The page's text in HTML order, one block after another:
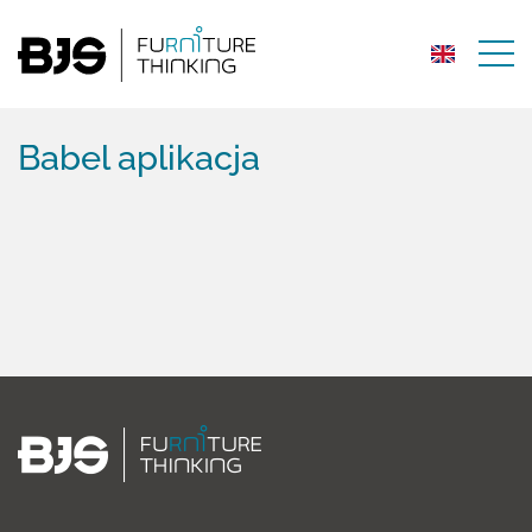
Babel aplikacja